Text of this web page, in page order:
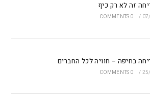
זה לא רק כיף
/
0 COMMENTS
בחיפה – חוויה לכל החברים
/
0 COMMENTS